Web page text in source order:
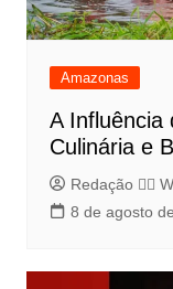
Amazonas
A Influência
Culinária e
Redação 👨‍⚖️​
8 de agosto